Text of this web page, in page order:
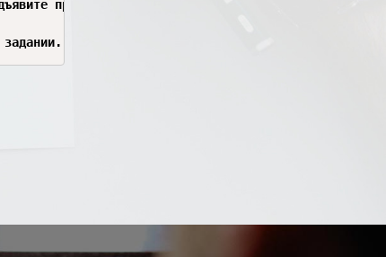
преподавателю результат работы.
Предъявите преподавателю результат работы.